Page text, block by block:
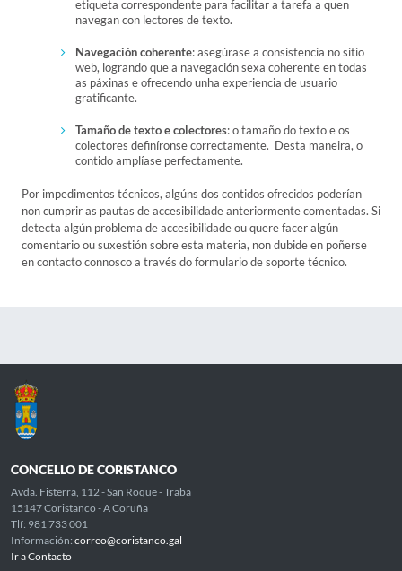
etiqueta correspondente para facilitar a tarefa a quen
navegan con lectores de texto.
Navegación coherente: asegúrase a consistencia no sitio
web, logrando que a navegación sexa coherente en todas
as páxinas e ofrecendo unha experiencia de usuario
gratificante.
Tamaño de texto e colectores: o tamaño do texto e os
colectores definíronse correctamente. Desta maneira, o
contido amplíase perfectamente.
Por impedimentos técnicos, algúns dos contidos ofrecidos poderían
non cumprir as pautas de accesibilidade anteriormente comentadas. Si
detecta algún problema de accesibilidade ou quere facer algún
comentario ou suxestión sobre esta materia, non dubide en poñerse
en contacto connosco a través do formulario de soporte técnico.
CONCELLO DE CORISTANCO
Avda. Fisterra, 112 - San Roque - Traba
15147 Coristanco - A Coruña
Tlf: 981 733 001
Información: correo@coristanco.gal
Ir a Contacto